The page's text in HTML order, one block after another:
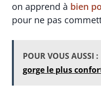
on apprend à bien
pour ne pas
POUR VOUS AUSSI :
gorge le plus